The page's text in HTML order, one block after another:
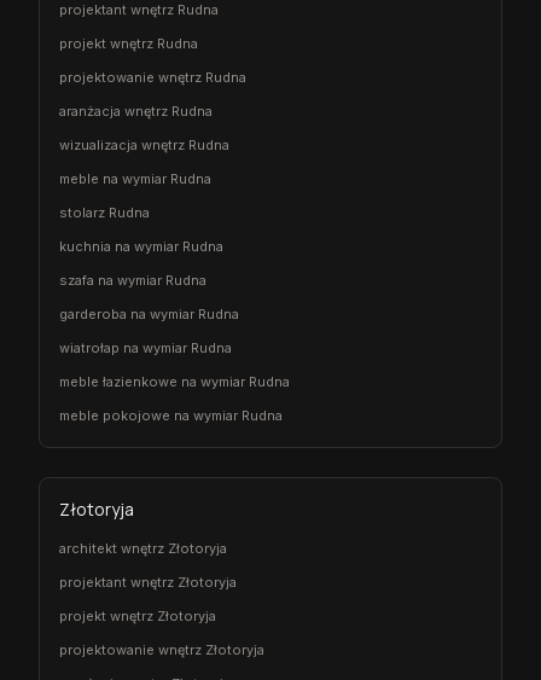
projektant wnętrz Rudna
projekt wnętrz Rudna
projektowanie wnętrz Rudna
aranżacja wnętrz Rudna
wizualizacja wnętrz Rudna
meble na wymiar Rudna
stolarz Rudna
kuchnia na wymiar Rudna
szafa na wymiar Rudna
garderoba na wymiar Rudna
wiatrołap na wymiar Rudna
meble łazienkowe na wymiar Rudna
meble pokojowe na wymiar Rudna
Złotoryja
architekt wnętrz Złotoryja
projektant wnętrz Złotoryja
projekt wnętrz Złotoryja
projektowanie wnętrz Złotoryja